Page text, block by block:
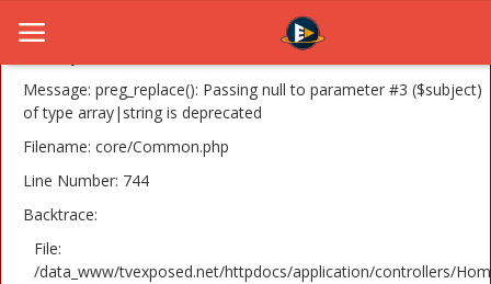
A PHP Error was encountered
Message: preg_replace(): Passing null to parameter #3 ($subject)
of type array|string is deprecated
Filename: core/Common.php
Line Number: 744
Backtrace:
File:
/data_www/tvexposed.net/httpdocs/application/controllers/
Home
TV Serije